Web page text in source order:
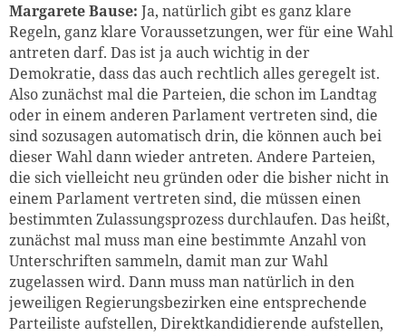
Margarete Bause: Ja, natürlich gibt es ganz klare
Regeln, ganz klare Voraussetzungen, wer für eine Wahl
antreten darf. Das ist ja auch wichtig in der
Demokratie, dass das auch rechtlich alles geregelt ist.
Also zunächst mal die Parteien, die schon im Landtag
oder in einem anderen Parlament vertreten sind, die
sind sozusagen automatisch drin, die können auch bei
dieser Wahl dann wieder antreten. Andere Parteien,
die sich vielleicht neu gründen oder die bisher nicht in
einem Parlament vertreten sind, die müssen einen
bestimmten Zulassungsprozess durchlaufen. Das heißt,
zunächst mal muss man eine bestimmte Anzahl von
Unterschriften sammeln, damit man zur Wahl
zugelassen wird. Dann muss man natürlich in den
jeweiligen Regierungsbezirken eine entsprechende
Parteiliste aufstellen, Direktkandidierende aufstellen,